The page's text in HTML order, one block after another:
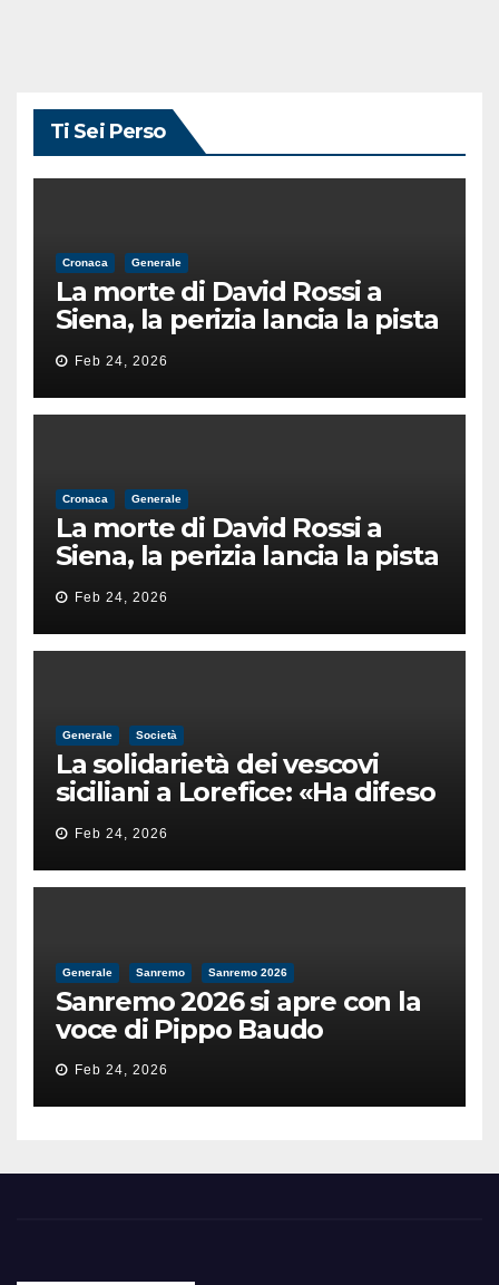
Ti Sei Perso
Cronaca Generale
La morte di David Rossi a
Siena, la perizia lancia la pista
di un’intimidazione finita
male
Feb 24, 2026
Cronaca Generale
La morte di David Rossi a
Siena, la perizia lancia la pista
di un’intimidazione finita
male
Feb 24, 2026
Generale Società
La solidarietà dei vescovi
siciliani a Lorefice: «Ha difeso
il valore e la dignità
dell’umanità»
Feb 24, 2026
Generale Sanremo Sanremo 2026
Sanremo 2026 si apre con la
voce di Pippo Baudo
Feb 24, 2026